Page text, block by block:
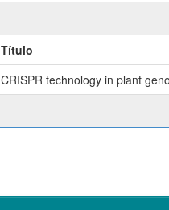
Título
CRISPR technology in plant